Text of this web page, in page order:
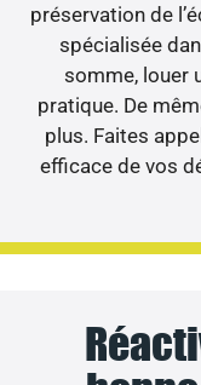
préservation de
spécialisée
somme, louer
pratique. De
plus. Faites
efficace de vos